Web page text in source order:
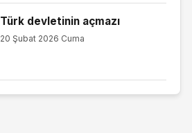
Türk devletinin açmazı
20 Şubat 2026 Cuma